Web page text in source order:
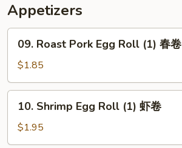
Appetizers
Roast
Pork
Egg
Roll
(1)
09. Roast Pork Egg Roll (1) 春卷
$1.85
Shrimp
Egg
Roll
10. Shrimp Egg Roll (1) 虾卷
$1.95